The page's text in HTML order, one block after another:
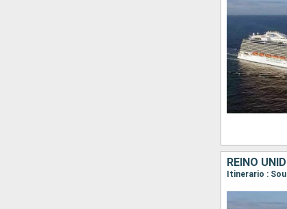
REINO